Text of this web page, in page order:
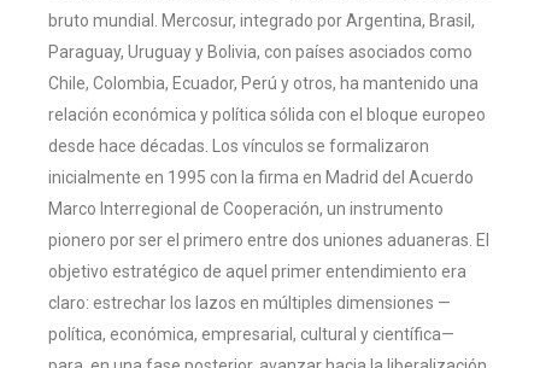
bruto mundial. Mercosur, integrado por Argentina, Brasil,
Paraguay, Uruguay y Bolivia, con países asociados como
Chile, Colombia, Ecuador, Perú y otros, ha mantenido una
relación económica y política sólida con el bloque europeo
desde hace décadas. Los vínculos se formalizaron
inicialmente en 1995 con la firma en Madrid del Acuerdo
Marco Interregional de Cooperación, un instrumento
pionero por ser el primero entre dos uniones aduaneras. El
objetivo estratégico de aquel primer entendimiento era
claro: estrechar los lazos en múltiples dimensiones —
política, económica, empresarial, cultural y científica—